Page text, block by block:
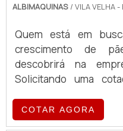
ALBIMAQUINAS / VILA VELHA -
Quem está em
crescimento de
descobrirá na
Solicitando uma
referência de
atuação.MAIS
COTAR AGORA